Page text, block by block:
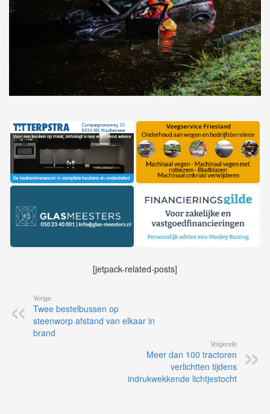
[jetpack-related-posts]
Vorige
Twee bestelbussen op
steenworp afstand van elkaar in
brand
Volgende
Meer dan 100 tractoren
verlichtten tijdens
indrukwekkende lichtjestocht